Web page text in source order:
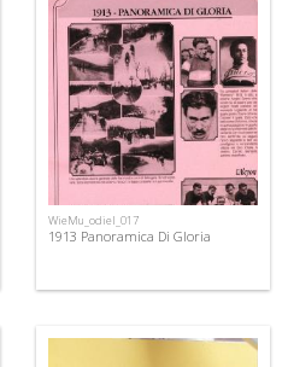
WieMu_odiel_017
1913 Panoramica Di Gloria